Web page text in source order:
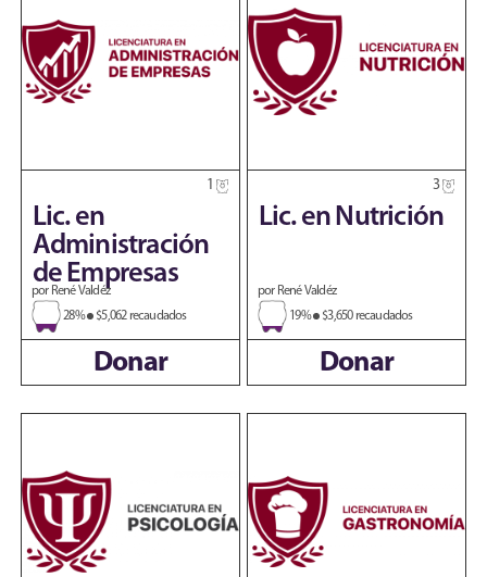
Lic. en
Administración
de Empresas
por René Valdéz
28%
$5,062 recaudados
Donar
3
Lic. en Nutrición
por René Valdéz
19%
$3,650 recaudados
Donar